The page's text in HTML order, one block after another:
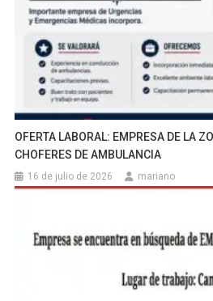
OFERTA LABORAL: EMPRESA DE LA
CHOFERES DE AMBULANCIA
16 de julio de 2026 mariano